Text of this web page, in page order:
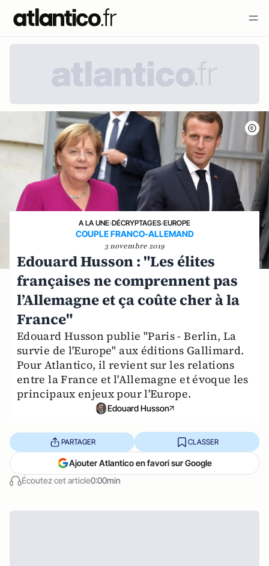
A LA UNE›DÉCRYPTAGES›EUROPE
COUPLE FRANCO-ALLEMAND
3 novembre 2019
Edouard Husson : "Les élites
françaises ne comprennent pas
l’Allemagne et ça coûte cher à la
France"
Edouard Husson publie "Paris - Berlin, La
survie de l'Europe" aux éditions Gallimard.
Pour Atlantico, il revient sur les relations
entre la France et l'Allemagne et évoque les
principaux enjeux pour l'Europe.
Edouard Husson
Écoutez cet article0:00min
PARTAGER CLASSER
Ajouter Atlantico en favori sur Google